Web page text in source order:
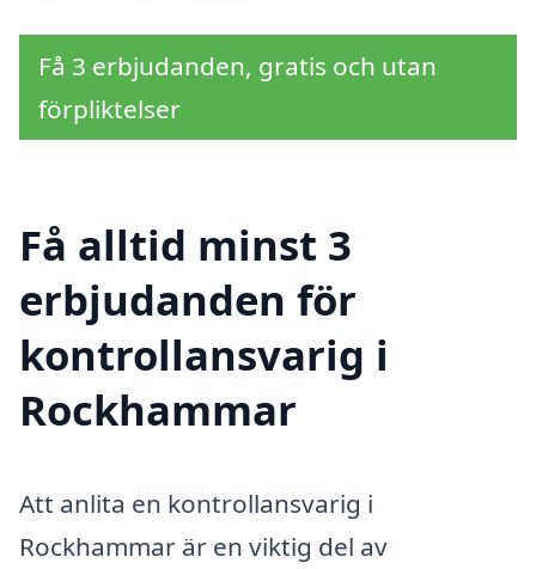
Få 3 erbjudanden, gratis och utan
förpliktelser
Få alltid minst 3
erbjudanden för
kontrollansvarig i
Rockhammar
Att anlita en kontrollansvarig i
Rockhammar är en viktig del av